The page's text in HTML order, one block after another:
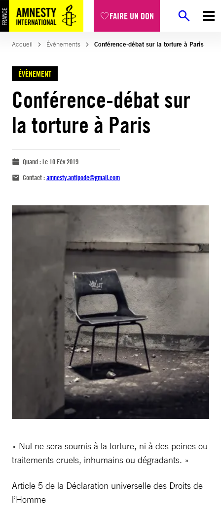
FAIRE UN DON
Accueil Évènements Conférence-débat sur la torture à Paris
ÉVÈNEMENT
Conférence-débat sur
la torture à Paris
Quand :Le 10 Fév 2019
Contact :amnesty.antipode@gmail.com
« Nul ne sera soumis à la torture, ni à des peines ou
traitements cruels, inhumains ou dégradants. »
Article 5 de la Déclaration universelle des Droits de
l’Homme